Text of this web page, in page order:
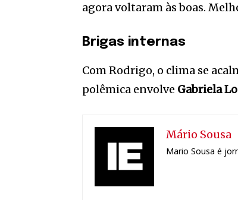
agora voltaram às boas.
Brigas internas
Com Rodrigo, o clima se
polêmica envolve Gabriela
Mário Sousa
Mario Sousa é